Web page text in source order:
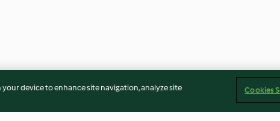
your device to enhance site navigation, analyze site
Cookies